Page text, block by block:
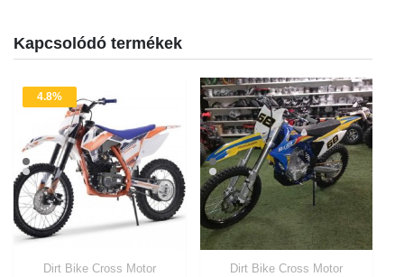
Kapcsolódó termékek
4.8%
Dirt Bike Cross Motor Dirt Bike Cross Motor